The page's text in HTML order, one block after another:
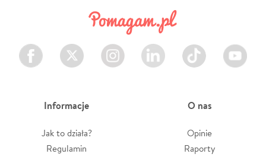
Facebook Twitter Instagram LinkedIn TikTok Youtube
Informacje
Jak to działa?
Regulamin
O nas
Opinie
Raporty